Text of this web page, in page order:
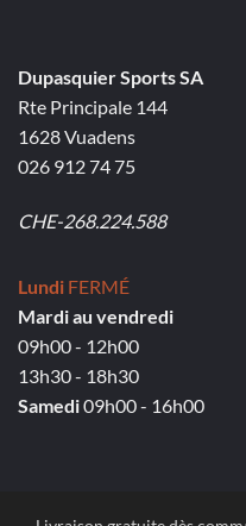
Dupasquier Sports SA
Rte Principale 144
1628 Vuadens
026 912 74 75
CHE-268.224.588
Lundi FERMÉ
Mardi au vendredi
09h00 - 12h00
13h30 - 18h30
Samedi09h00 - 16h00